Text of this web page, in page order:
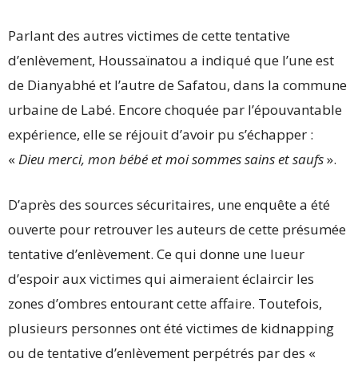
Parlant des autres victimes de cette tentative
d’enlèvement, Houssaïnatou a indiqué que l’une est
de Dianyabhé et l’autre de Safatou, dans la commune
urbaine de Labé. Encore choquée par l’épouvantable
expérience, elle se réjouit d’avoir pu s’échapper :
« Dieu merci, mon bébé et moi sommes sains et saufs».
D’après des sources sécuritaires, une enquête a été
ouverte pour retrouver les auteurs de cette présumée
tentative d’enlèvement. Ce qui donne une lueur
d’espoir aux victimes qui aimeraient éclaircir les
zones d’ombres entourant cette affaire. Toutefois,
plusieurs personnes ont été victimes de kidnapping
ou de tentative d’enlèvement perpétrés par des «